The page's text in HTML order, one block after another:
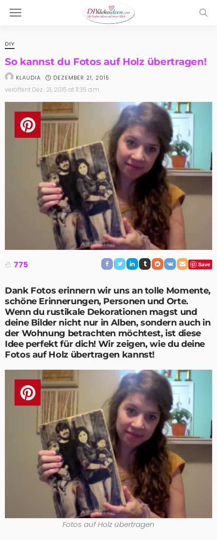
DIY
So kannst du Fotos auf Holz übertragen!
KLAUDIA DEZEMBER 21, 2015
veröffent Dez.. 21, 2015 at 11:35 a.m.
775 Save
Dank Fotos erinnern wir uns an tolle Momente,
schöne Erinnerungen, Personen und Orte.
Wenn du rustikale Dekorationen magst und
deine Bilder nicht nur in Alben, sondern auch in
der Wohnung betrachten möchtest, ist diese
Idee perfekt für dich! Wir zeigen, wie du deine
Fotos auf Holz übertragen kannst!
Fotos auf Holz übertragen